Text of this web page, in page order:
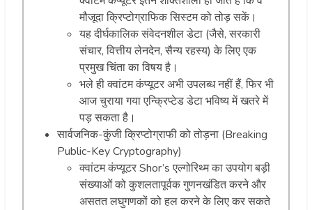
मौजूदा क्रिप्टोग्राफिक सिस्टम को तोड़ सकें।
यह दीर्घकालिक संवेदनशील डेटा (जैसे, सरकारी
संचार, वित्तीय लेनदेन, सैन्य रहस्य) के लिए एक
प्रमुख चिंता का विषय है।
भले ही क्वांटम कंप्यूटर अभी उपलब्ध नहीं हैं, फिर भी
आज चुराया गया एन्क्रिप्टेड डेटा भविष्य में खतरे में
पड़ सकता है।
सार्वजनिक-कुंजी क्रिप्टोग्राफी को तोड़ना (Breaking
Public-Key Cryptography)
क्वांटम कंप्यूटर Shor’s एल्गोरिथ्म का उपयोग बड़ी
संख्याओं को कुशलतापूर्वक गुणनखंडित करने और
असतत लघुगणकों को हल करने के लिए कर सकते